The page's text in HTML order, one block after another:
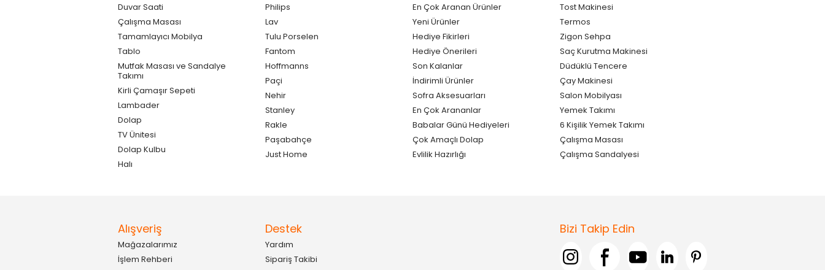
Duvar Saati
Çalışma Masası
Tamamlayıcı Mobilya
Tablo
Mutfak Masası ve Sandalye
Takımı
Kirli Çamaşır Sepeti
Lambader
Dolap
TV Ünitesi
Dolap Kulbu
Halı
Philips
Lav
Tulu Porselen
Fantom
Hoffmanns
Paçi
Nehir
Stanley
Rakle
Paşabahçe
Just Home
En Çok Aranan Ürünler
Yeni Ürünler
Hediye Fikirleri
Hediye Önerileri
Son Kalanlar
İndirimli Ürünler
Sofra Aksesuarları
En Çok Arananlar
Babalar Günü Hediyeleri
Çok Amaçlı Dolap
Evlilik Hazırlığı
Tost Makinesi
Termos
Zigon Sehpa
Saç Kurutma Makinesi
Düdüklü Tencere
Çay Makinesi
Salon Mobilyası
Yemek Takımı
6 Kişilik Yemek Takımı
Çalışma Masası
Çalışma Sandalyesi
Alışveriş
Mağazalarımız
İşlem Rehberi
Destek
Yardım
Sipariş Takibi
Bizi Takip Edin